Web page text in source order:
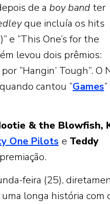
de a boy band ter
que incluía os hits
e “This One’s for the
levou dois prêmios:
“Hangin’ Tough”. O
cantou “Games
& the Blowfish,
One Pilots e Teddy
feira (25),
longa história com